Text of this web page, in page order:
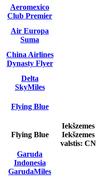
Aeromexico
Club Premier
Air Europa
Suma
China Airlines
Dynasty Flyer
Delta
SkyMiles
Flying Blue
Flying Blue
Iekšzemes
Iekšzemes
valstis: CN
Garuda
Indonesia
GarudaMiles